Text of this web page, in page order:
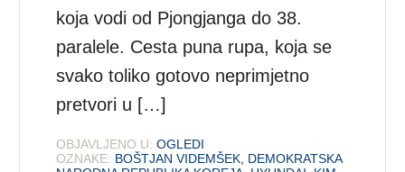
koja vodi od Pjongjanga do 38.
paralele. Cesta puna rupa, koja se
svako toliko gotovo neprimjetno
pretvori u […]
OBJAVLJENO U: OGLEDI
OZNAKE: BOŠTJAN VIDEMŠEK DEMOKRATSKA